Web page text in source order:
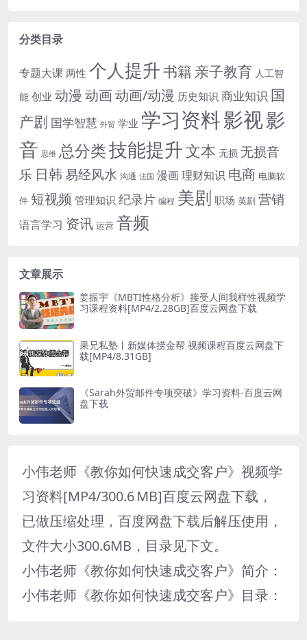
分类目录
专题大课 两性 个人提升书籍 亲子教育 人工智
能 创业 动漫 动画动画/动漫 历史知识商业知识 国
产剧 国学智慧 外贸 学业 学习资料影视影
音 思维 总分类技能提升文本 无损 无损音
乐 日韩易经风水 沟通 法国 漫画理财知识 电商 电脑软
件 短视频 管理知识 纪录片 编程 美剧 职场 英剧 营销
语言学习 资讯 运营 音频
文章展示
姜振宇《MBTI性格分析》接受人间我样性视频学
习课程资料[MP4/2.28GB]百度云网盘下载
果兄私塾丨新媒体捞金帮 视频课程百度云网盘下
载[MP4/8.31GB]
《Sarah外贸邮件专项突破》学习资料-百度云网
盘下载
小伟老师《教你如何快速成交客户》视频学
习资料[MP4/300.6 MB]百度云网盘下载，
已做压缩处理，百度网盘下载后解压使用，
文件大小300.6MB，目录见下文。
小伟老师《教你如何快速成交客户》简介：
小伟老师《教你如何快速成交客户》目录：